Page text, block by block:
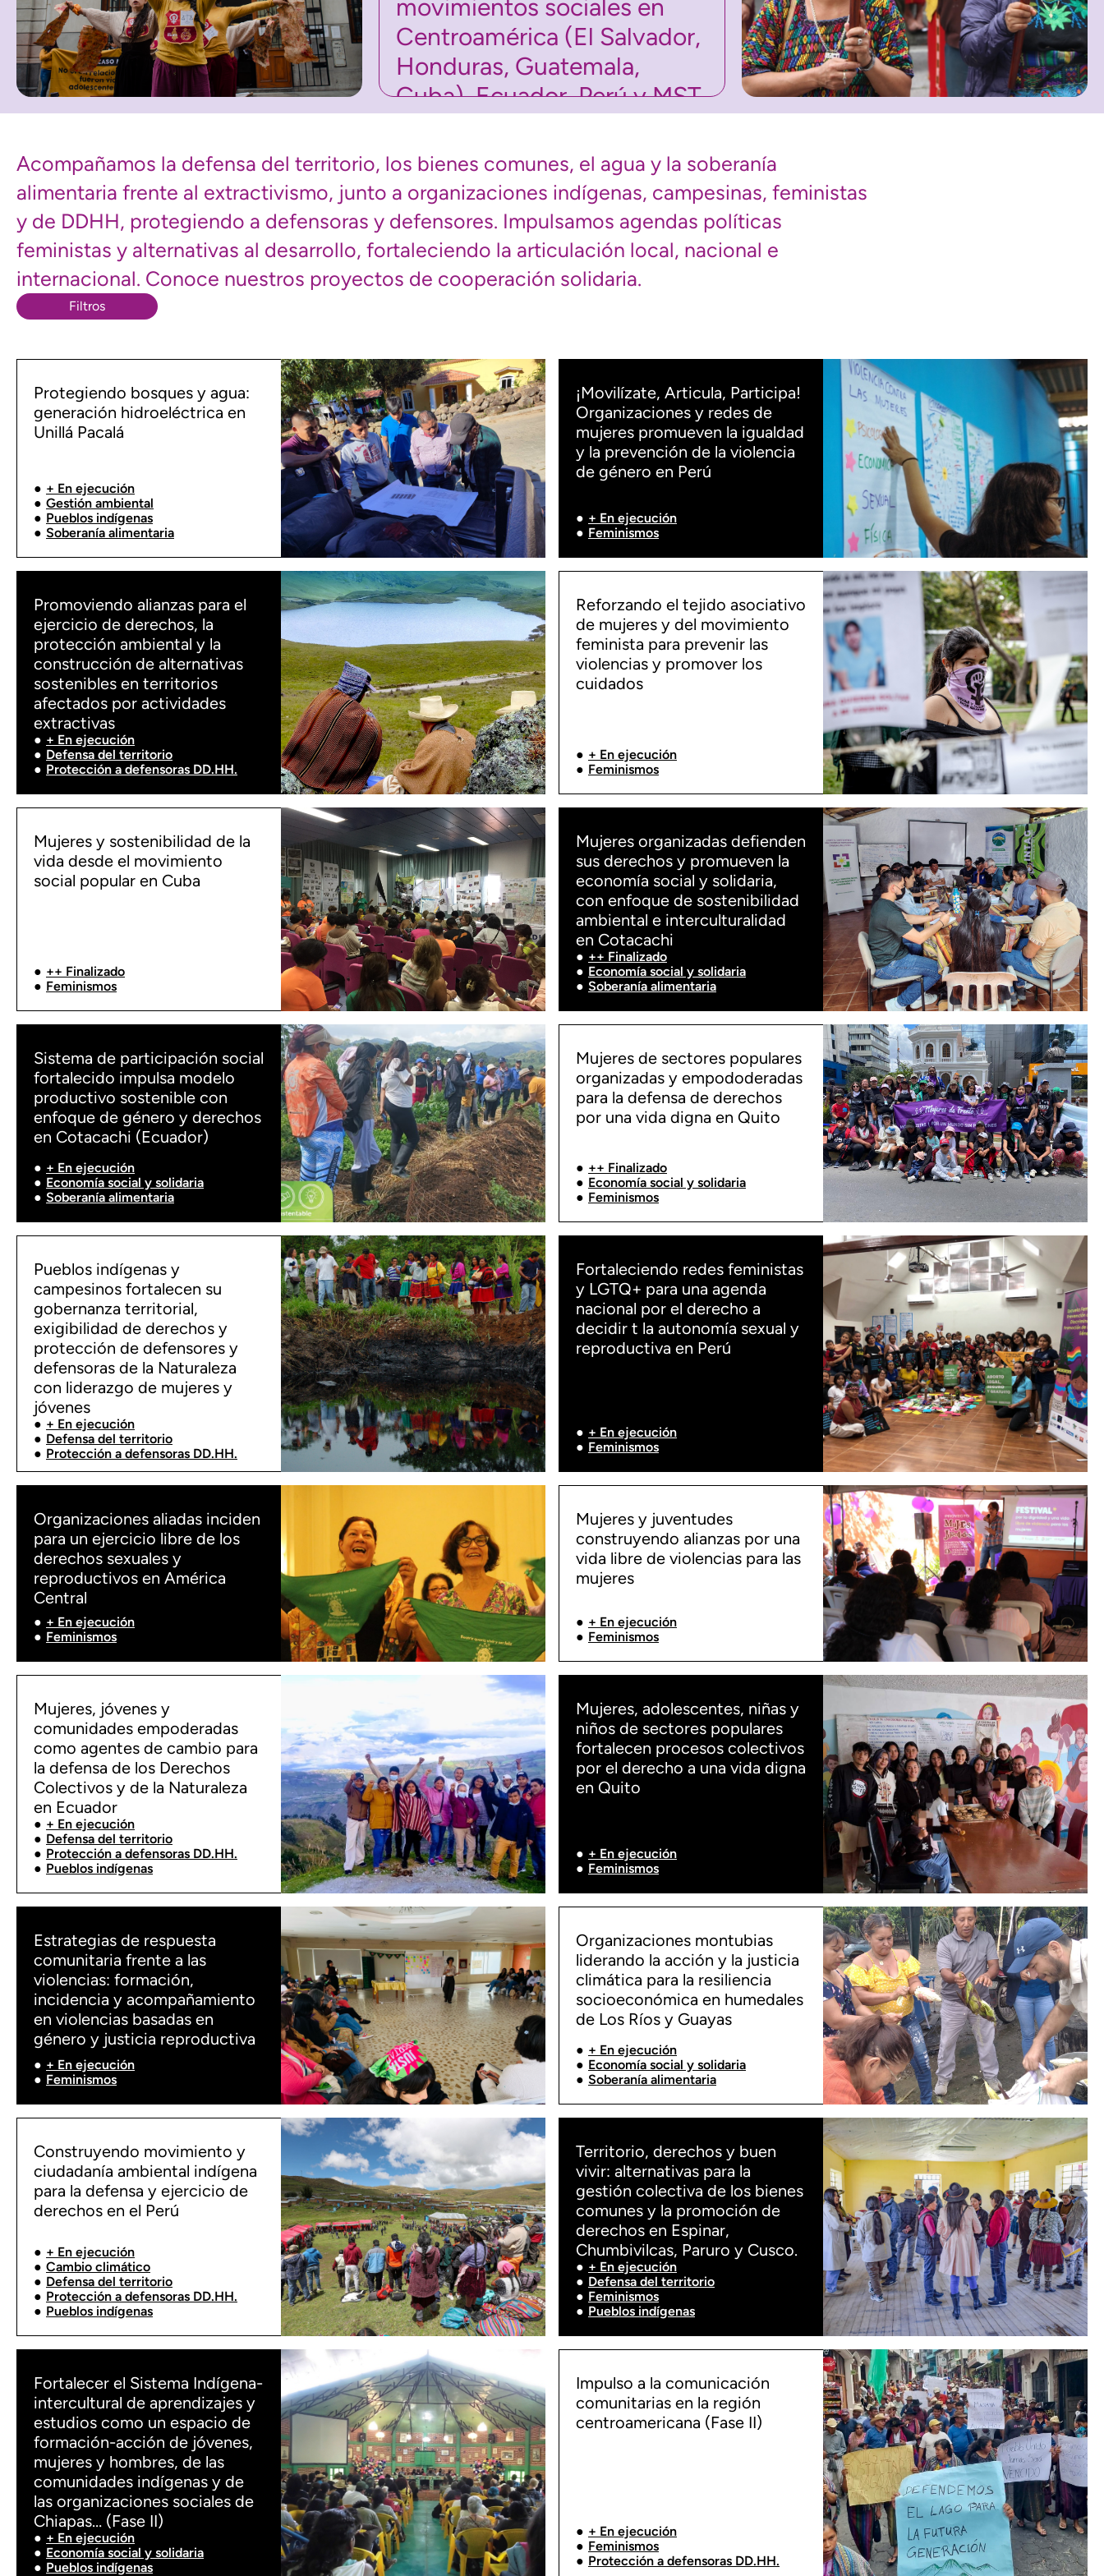
movimientos sociales en
Centroamérica (El Salvador,
Honduras, Guatemala,
Cuba), Ecuador, Perú y MST
Acompañamos la defensa del territorio, los bienes comunes, el agua y la soberanía
alimentaria frente al extractivismo, junto a organizaciones indígenas, campesinas, feministas
y de DDHH, protegiendo a defensoras y defensores. Impulsamos agendas políticas
feministas y alternativas al desarrollo, fortaleciendo la articulación local, nacional e
internacional. Conoce nuestros proyectos de cooperación solidaria.
Filtros
Protegiendo bosques y agua:
generación hidroeléctrica en
Unillá Pacalá
+ En ejecución
Gestión ambiental
Pueblos indígenas
Soberanía alimentaria
¡Movilízate, Articula, Participa!
Organizaciones y redes de
mujeres promueven la igualdad
y la prevención de la violencia
de género en Perú
+ En ejecución
Feminismos
Promoviendo alianzas para el
ejercicio de derechos, la
protección ambiental y la
construcción de alternativas
sostenibles en territorios
afectados por actividades
extractivas
+ En ejecución
Defensa del territorio
Protección a defensoras DD.HH.
Reforzando el tejido asociativo
de mujeres y del movimiento
feminista para prevenir las
violencias y promover los
cuidados
+ En ejecución
Feminismos
Mujeres y sostenibilidad de la
vida desde el movimiento
social popular en Cuba
++ Finalizado
Feminismos
Mujeres organizadas defienden
sus derechos y promueven la
economía social y solidaria,
con enfoque de sostenibilidad
ambiental e interculturalidad
en Cotacachi
++ Finalizado
Economía social y solidaria
Soberanía alimentaria
Sistema de participación social
fortalecido impulsa modelo
productivo sostenible con
enfoque de género y derechos
en Cotacachi (Ecuador)
+ En ejecución
Economía social y solidaria
Soberanía alimentaria
Mujeres de sectores populares
organizadas y empododeradas
para la defensa de derechos
por una vida digna en Quito
++ Finalizado
Economía social y solidaria
Feminismos
Pueblos indígenas y
campesinos fortalecen su
gobernanza territorial,
exigibilidad de derechos y
protección de defensores y
defensoras de la Naturaleza
con liderazgo de mujeres y
jóvenes
+ En ejecución
Defensa del territorio
Protección a defensoras DD.HH.
Fortaleciendo redes feministas
y LGTQ+ para una agenda
nacional por el derecho a
decidir t la autonomía sexual y
reproductiva en Perú
+ En ejecución
Feminismos
Organizaciones aliadas inciden
para un ejercicio libre de los
derechos sexuales y
reproductivos en América
Central
+ En ejecución
Feminismos
Mujeres y juventudes
construyendo alianzas por una
vida libre de violencias para las
mujeres
+ En ejecución
Feminismos
Mujeres, jóvenes y
comunidades empoderadas
como agentes de cambio para
la defensa de los Derechos
Colectivos y de la Naturaleza
en Ecuador
+ En ejecución
Defensa del territorio
Protección a defensoras DD.HH.
Pueblos indígenas
Mujeres, adolescentes, niñas y
niños de sectores populares
fortalecen procesos colectivos
por el derecho a una vida digna
en Quito
+ En ejecución
Feminismos
Estrategias de respuesta
comunitaria frente a las
violencias: formación,
incidencia y acompañamiento
en violencias basadas en
género y justicia reproductiva
+ En ejecución
Feminismos
Organizaciones montubias
liderando la acción y la justicia
climática para la resiliencia
socioeconómica en humedales
de Los Ríos y Guayas
+ En ejecución
Economía social y solidaria
Soberanía alimentaria
Construyendo movimiento y
ciudadanía ambiental indígena
para la defensa y ejercicio de
derechos en el Perú
+ En ejecución
Cambio climático
Defensa del territorio
Protección a defensoras DD.HH.
Pueblos indígenas
Territorio, derechos y buen
vivir: alternativas para la
gestión colectiva de los bienes
comunes y la promoción de
derechos en Espinar,
Chumbivilcas, Paruro y Cusco.
+ En ejecución
Defensa del territorio
Feminismos
Pueblos indígenas
Fortalecer el Sistema Indígena-
intercultural de aprendizajes y
estudios como un espacio de
formación-acción de jóvenes,
mujeres y hombres, de las
comunidades indígenas y de
las organizaciones sociales de
Chiapas… (Fase II)
+ En ejecución
Economía social y solidaria
Pueblos indígenas
Impulso a la comunicación
comunitarias en la región
centroamericana (Fase II)
+ En ejecución
Feminismos
Protección a defensoras DD.HH.